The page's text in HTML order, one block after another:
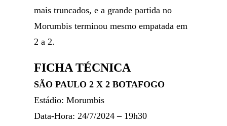
mais truncados, e a grande partida no
Morumbis terminou mesmo empatada em
2 a 2.
FICHA TÉCNICA
SÃO PAULO 2 X 2 BOTAFOGO
Estádio: Morumbis
Data-Hora: 24/7/2024 – 19h30